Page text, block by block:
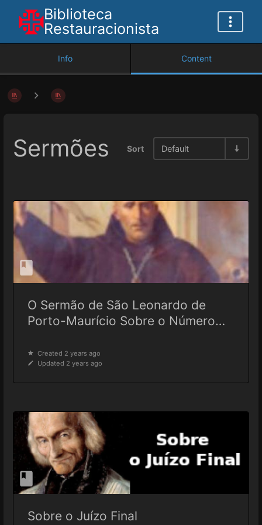
Biblioteca
Restauracionista
Info Content
Sermões Sort Default
O Sermão de São Leonardo de
Porto-Maurício Sobre o Número
Created 2 years ago
Updated 2 years ago
Sobre o Juízo Final